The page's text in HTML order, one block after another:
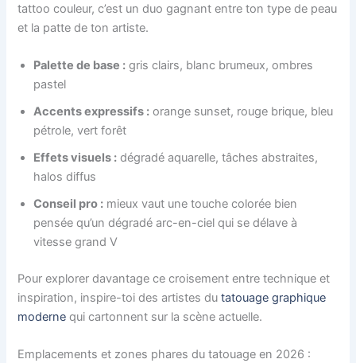
tattoo couleur, c’est un duo gagnant entre ton type de peau
et la patte de ton artiste.
Palette de base : gris clairs, blanc brumeux, ombres
pastel
Accents expressifs : orange sunset, rouge brique, bleu
pétrole, vert forêt
Effets visuels : dégradé aquarelle, tâches abstraites,
halos diffus
Conseil pro : mieux vaut une touche colorée bien
pensée qu’un dégradé arc-en-ciel qui se délave à
vitesse grand V
Pour explorer davantage ce croisement entre technique et
inspiration, inspire-toi des artistes dutatouage graphique
moderne qui cartonnent sur la scène actuelle.
Emplacements et zones phares du tatouage en 2026 :